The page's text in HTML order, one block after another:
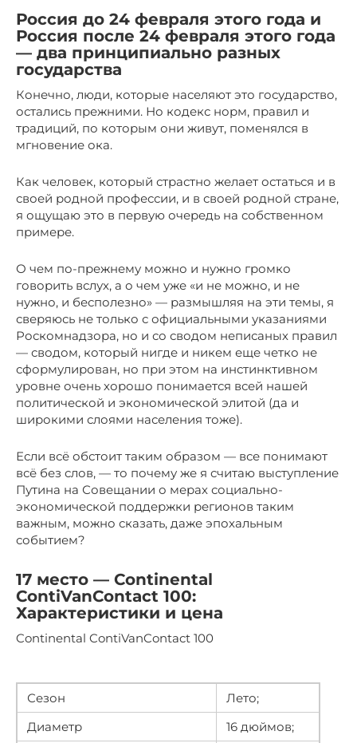
Россия до 24 февраля этого года и
Россия после 24 февраля этого года
— два принципиально разных
государства
Конечно, люди, которые населяют это государство,
остались прежними. Но кодекс норм, правил и
традиций, по которым они живут, поменялся в
мгновение ока.
Как человек, который страстно желает остаться и в
своей родной профессии, и в своей родной стране,
я ощущаю это в первую очередь на собственном
примере.
О чем по-прежнему можно и нужно громко
говорить вслух, а о чем уже «и не можно, и не
нужно, и бесполезно» — размышляя на эти темы, я
сверяюсь не только с официальными указаниями
Роскомнадзора, но и со сводом неписаных правил
— сводом, который нигде и никем еще четко не
сформулирован, но при этом на инстинктивном
уровне очень хорошо понимается всей нашей
политической и экономической элитой (да и
широкими слоями населения тоже).
Если всё обстоит таким образом — все понимают
всё без слов, — то почему же я считаю выступление
Путина на Совещании о мерах социально-
экономической поддержки регионов таким
важным, можно сказать, даже эпохальным
событием?
17 место — Continental
ContiVanContact 100:
Характеристики и цена
Continental ContiVanContact 100
Сезон
Лето;
Диаметр
16 дюймов;